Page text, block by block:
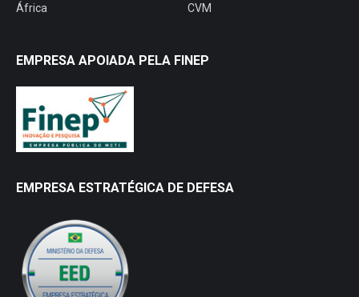
África
CVM
EMPRESA APOIADA PELA FINEP
EMPRESA ESTRATÉGICA DE DEFESA